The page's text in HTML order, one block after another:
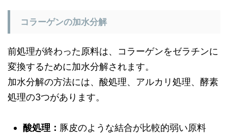
コラーゲンの加水分解
前処理が終わった原料は、コラーゲンをゼラチンに
変換するために加水分解されます。
加水分解の方法には、酸処理、アルカリ処理、酵素
処理の3つがあります。
酸処理： 豚皮のような結合が比較的弱い原料